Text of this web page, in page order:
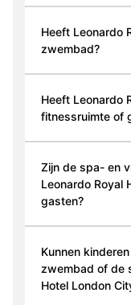
Heeft Leonardo
zwembad?
Heeft Leonardo
fitnessruimte of
Zijn de spa- en
Leonardo Royal
gasten?
Kunnen
zwembad of de
Hotel London